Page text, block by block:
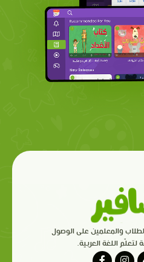
والمعلمين على الوصول
لتعلّم اللغة العربية.